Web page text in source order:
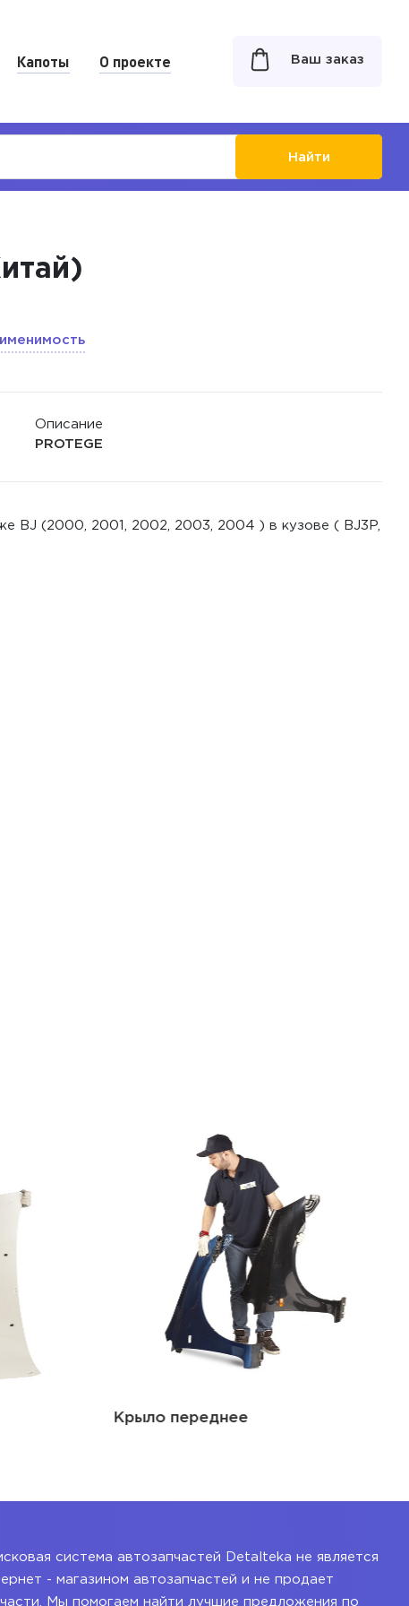
Капоты О проекте Ваш заказ
Найти
Описание
PROTEGE
BJ (2000, 2001, 2002, 2003, 2004 ) в кузове ( BJ3P,
Крыло переднее
система автозапчастей Detalteka не является
- магазином автозапчастей и не продает
Мы помогаем найти лучшие предложения по